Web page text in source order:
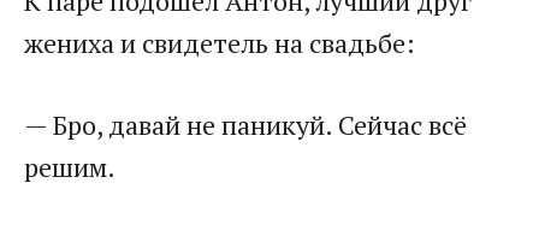
жениха и свидетель на свадьбе:
— Бро, давай не паникуй. Сейчас всё
решим.